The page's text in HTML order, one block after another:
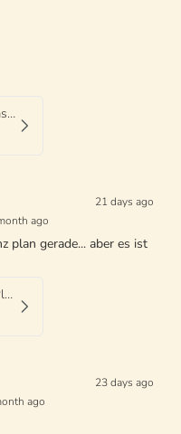
Handmade Italian Antipasti Plate 20 cm | Small Ceramic Plate (Unique Piece)
21 days ago
ago
plan gerade... aber es ist
Schizzato Frisbee High Plate "Colori Fantasia" - 25cm
23 days ago
ago